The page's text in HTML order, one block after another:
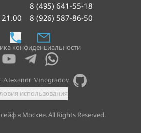
21.00
8 (495) 641-55-18
8 (926) 587-86-50
конфиденциальности
использования
в Москве. All Rights Reserved.
Alexandr Vinogradov